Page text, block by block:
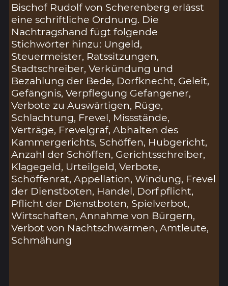
Bischof Rudolf von Scherenberg erlässt
eine schriftliche Ordnung. Die
Nachtragshand fügt folgende
Stichwörter hinzu: Ungeld,
Steuermeister, Ratssitzungen,
Stadtschreiber, Verkündung und
Bezahlung der Bede, Dorfknecht, Geleit,
Gefängnis, Verpflegung Gefangener,
Verbote zu Auswärtigen, Rüge,
Schlachtung, Frevel, Missstände,
Verträge, Frevelgraf, Abhalten des
Kammergerichts, Schöffen, Hubgericht,
Anzahl der Schöffen, Gerichtsschreiber,
Klagegeld, Urteilgeld, Verbote,
Schöffenrat, Appellation, Windung, Frevel
der Dienstboten, Handel, Dorfpflicht,
Pflicht der Dienstboten, Spielverbot,
Wirtschaften, Annahme von Bürgern,
Verbot von Nachtschwärmen, Amtleute,
Schmähung